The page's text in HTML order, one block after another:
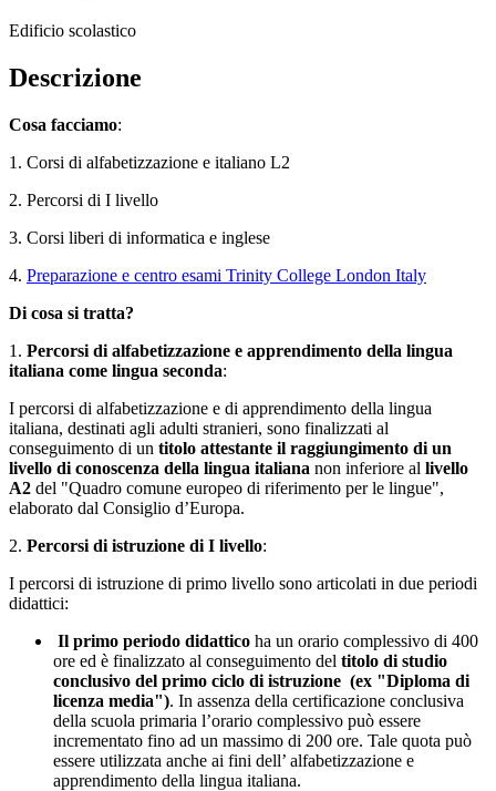
Edificio scolastico
Descrizione
Cosa facciamo:
1. Corsi di alfabetizzazione e italiano L2
2. Percorsi di I livello
3. Corsi liberi di informatica e inglese
4. Preparazione e centro esami Trinity College London Italy
Di cosa si tratta?
1. Percorsi di alfabetizzazione e apprendimento della lingua
italiana come lingua seconda:
I percorsi di alfabetizzazione e di apprendimento della lingua
italiana, destinati agli adulti stranieri, sono finalizzati al
conseguimento di un titolo attestante il raggiungimento di un
livello di conoscenza della lingua italiana non inferiore al livello
A2 del "Quadro comune europeo di riferimento per le lingue",
elaborato dal Consiglio d’Europa.
2. Percorsi di istruzione di I livello:
I percorsi di istruzione di primo livello sono articolati in due periodi
didattici:
Il primo periodo didattico ha un orario complessivo di 400
ore ed è finalizzato al conseguimento del titolo di studio
conclusivo del primo ciclo di istruzione (ex "Diploma di
licenza media"). In assenza della certificazione conclusiva
della scuola primaria l’orario complessivo può essere
incrementato fino ad un massimo di 200 ore. Tale quota può
essere utilizzata anche ai fini dell’ alfabetizzazione e
apprendimento della lingua italiana.